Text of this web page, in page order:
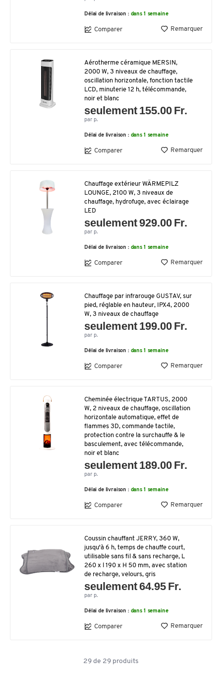
Délai de livraison : dans 1 semaine
Comparer Remarquer
Aérotherme céramique MERSIN,
2000 W, 3 niveaux de chauffage,
oscillation horizontale, fonction tactile
LCD, minuterie 12 h, télécommande,
noir et blanc
seulement 155.00 Fr.
par p.
Délai de livraison : dans 1 semaine
Comparer Remarquer
Chauffage extérieur WÄRMEPILZ
LOUNGE, 2100 W, 3 niveaux de
chauffage, hydrofuge, avec éclairage
LED
seulement 929.00 Fr.
par p.
Délai de livraison : dans 1 semaine
Comparer Remarquer
Chauffage par infrarouge GUSTAV, sur
pied, réglable en hauteur, IPX4, 2000
W, 3 niveaux de chauffage
seulement 199.00 Fr.
par p.
Délai de livraison : dans 1 semaine
Comparer Remarquer
Cheminée électrique TARTUS, 2000
W, 2 niveaux de chauffage, oscillation
horizontale automatique, effet de
flammes 3D, commande tactile,
protection contre la surchauffe & le
basculement, avec télécommande,
noir et blanc
seulement 189.00 Fr.
par p.
Délai de livraison : dans 1 semaine
Comparer Remarquer
Coussin chauffant JERRY, 360 W,
jusqu'à 6 h, temps de chauffe court,
utilisable sans fil & sans recharge, L
260 x l 190 x H 50 mm, avec station
de recharge, velours, gris
seulement 64.95 Fr.
par p.
Délai de livraison : dans 1 semaine
Comparer Remarquer
29 de 29 produits